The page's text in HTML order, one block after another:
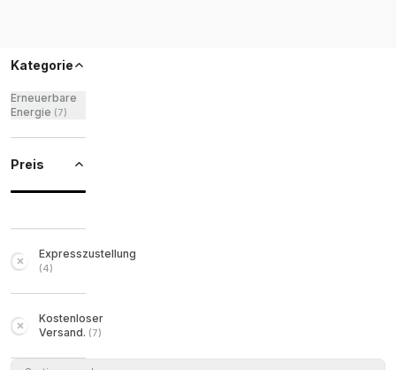
Kategorie
Erneuerbare
Energie (7)
Preis
Expresszustellung
(4)
Kostenloser
Versand. (7)